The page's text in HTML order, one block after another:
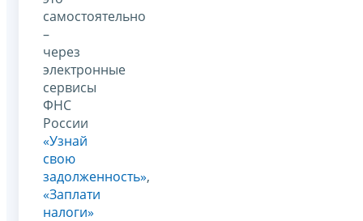
самостоятельно
–
через
электронные
сервисы
ФНС
России
«Узнай
свою
задолженность»,
«Заплати
налоги»